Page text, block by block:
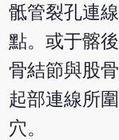
骶管裂孔連
點。或于髂
骨結節與股
起部連線所
穴。